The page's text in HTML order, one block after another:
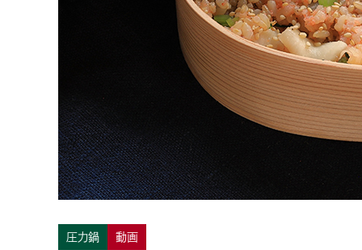
過去に販売した商品
全製品一覧
圧力鍋 動画